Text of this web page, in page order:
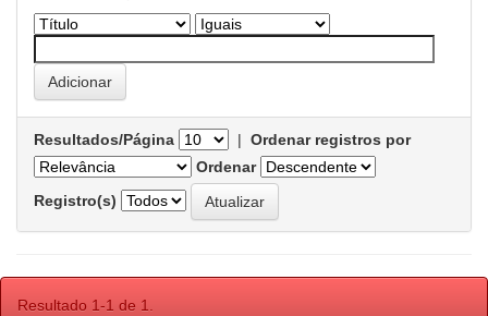
Resultados/Página | Ordenar registros por
Ordenar
Registro(s)
Resultado 1-1 de 1.